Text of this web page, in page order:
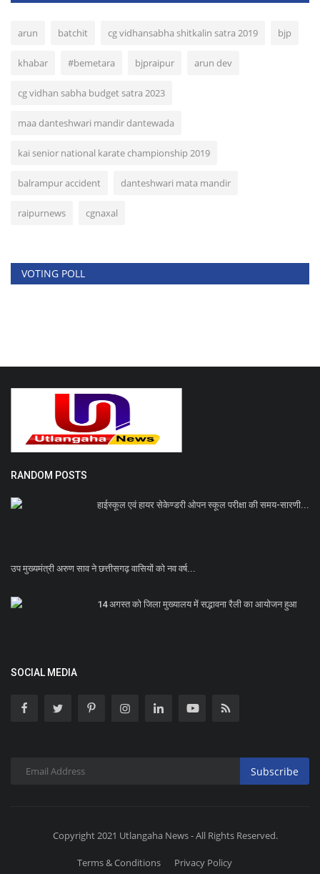
arun batchit cg vidhansabha shitkalin satra 2019 bjp
khabar #bemetara bjpraipur arun dev
cg vidhan sabha budget satra 2023
maa danteshwari mandir dantewada
kai senior national karate championship 2019
balrampur accident danteshwari mata mandir
raipurnews cgnaxal
VOTING POLL
RANDOM POSTS
हाईस्कूल एवं हायर सेकेण्डरी ओपन स्कूल परीक्षा की समय-सारणी...
उप मुख्यमंत्री अरुण साव ने छत्तीसगढ़ वासियों को नव वर्ष...
14 अगस्त को जिला मुख्यालय में सद्भावना रैली का आयोजन हुआ
SOCIAL MEDIA
Subscribe
Copyright 2021 Utlangaha News - All Rights Reserved.
Terms & Conditions Privacy Policy